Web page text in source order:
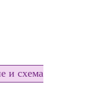
и схема